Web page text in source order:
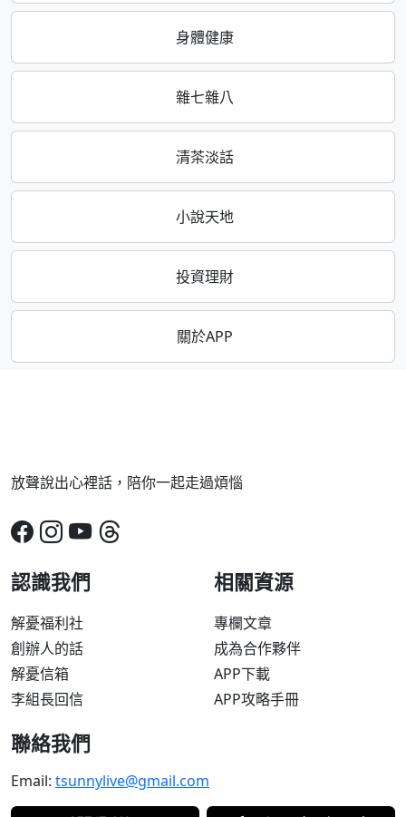
身體健康
雜七雜八
清茶淡話
小說天地
投資理財
關於APP
放聲說出心裡話，陪你一起走過煩惱
認識我們
解憂福利社
創辦人的話
解憂信箱
李組長回信
相關資源
專欄文章
成為合作夥伴
APP下載
APP攻略手冊
聯絡我們
Email: tsunnylive@gmail.com